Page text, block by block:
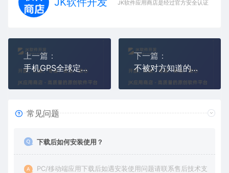
JK软件应用商店是经过官方安全认证，保障
上一篇：
手机GPS全球定位系统软件（手机号码定位器）
下一篇：
不被对方知道的手机定位微信定位查询准确位置
常见问题
下载后如何安装使用？
PC/移动端应用下载后如遇安装使用问题请联系售后技术支